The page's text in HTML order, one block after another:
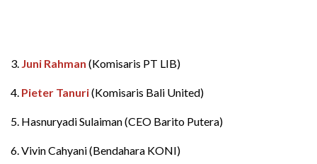
3. Juni Rahman (Komisaris PT LIB)
4. Pieter Tanuri(Komisaris Bali United)
5. Hasnuryadi Sulaiman (CEO Barito Putera)
6. Vivin Cahyani (Bendahara KONI)